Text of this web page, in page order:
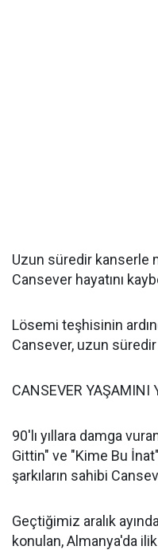
Uzun süredir kanserle
Cansever hayatını
Lösemi teşhisinin
Cansever, uzun
CANSEVER YAŞAMINI
90'lı yıllara damga
Gittin" ve "Kime Bu
şarkıların sahibi
Geçtiğimiz aralık
konulan, Almanya'da